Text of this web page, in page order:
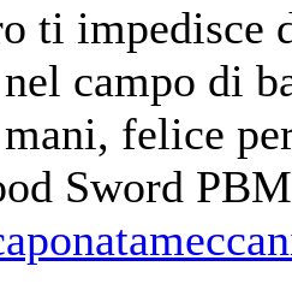
ti impedisce
campo di
felice
Sword PBM